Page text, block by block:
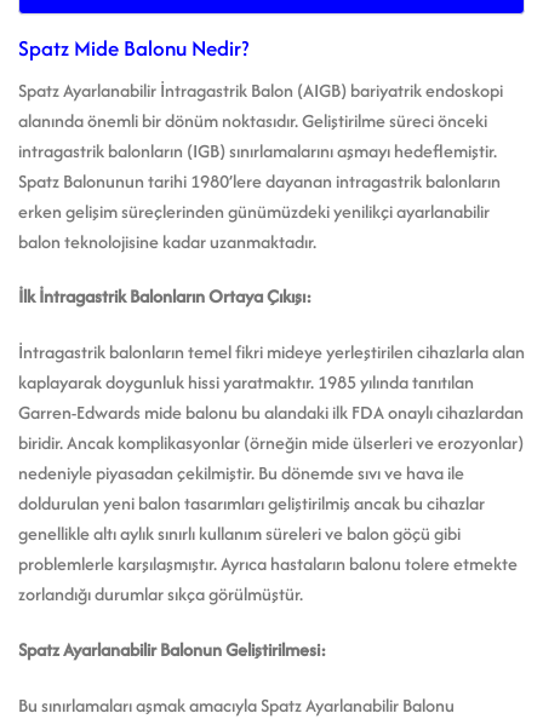
Spatz Mide Balonu Nedir?
Spatz Ayarlanabilir İntragastrik Balon (AIGB) bariyatrik endoskopi
alanında önemli bir dönüm noktasıdır. Geliştirilme süreci önceki
intragastrik balonların (IGB) sınırlamalarını aşmayı hedeflemiştir.
Spatz Balonunun tarihi 1980’lere dayanan intragastrik balonların
erken gelişim süreçlerinden günümüzdeki yenilikçi ayarlanabilir
balon teknolojisine kadar uzanmaktadır.
İlk İntragastrik Balonların Ortaya Çıkışı:
İntragastrik balonların temel fikri mideye yerleştirilen cihazlarla alan
kaplayarak doygunluk hissi yaratmaktır. 1985 yılında tanıtılan
Garren-Edwards mide balonu bu alandaki ilk FDA onaylı cihazlardan
biridir. Ancak komplikasyonlar (örneğin mide ülserleri ve erozyonlar)
nedeniyle piyasadan çekilmiştir. Bu dönemde sıvı ve hava ile
doldurulan yeni balon tasarımları geliştirilmiş ancak bu cihazlar
genellikle altı aylık sınırlı kullanım süreleri ve balon göçü gibi
problemlerle karşılaşmıştır. Ayrıca hastaların balonu tolere etmekte
zorlandığı durumlar sıkça görülmüştür.
Spatz Ayarlanabilir Balonun Geliştirilmesi:
Bu sınırlamaları aşmak amacıyla Spatz Ayarlanabilir Balonu